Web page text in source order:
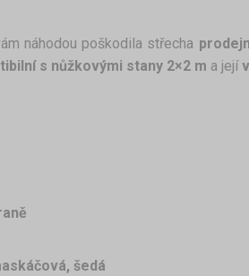
náhodou poškodila střecha
s nůžkovými stany 2×2 m a její
šedá